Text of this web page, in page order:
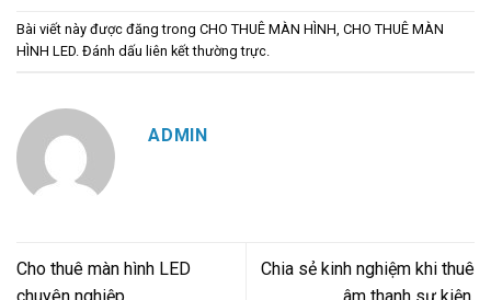
Bài viết này được đăng trong CHO THUÊ MÀN HÌNH, CHO THUÊ MÀN
HÌNH LED. Đánh dấu liên kết thường trực.
ADMIN
Cho thuê màn hình LED
Chia sẻ kinh nghiệm khi thuê